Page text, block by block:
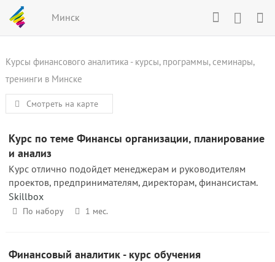
Минск
Курсы финансового аналитика - курсы, программы, семинары,
тренинги в Минске
Смотреть на карте
Курс по теме Финансы организации, планирование
и анализ
Курс отлично подойдет менеджерам и руководителям
проектов, предпринимателям, директорам, финансистам.
Skillbox
По набору 1 мес.
Финансовый аналитик - курс обучения